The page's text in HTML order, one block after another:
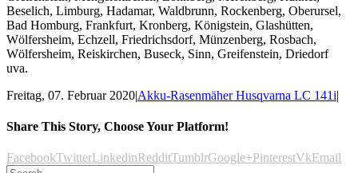
Beselich, Limburg, Hadamar, Waldbrunn, Rockenberg, Oberursel,
Bad Homburg, Frankfurt, Kronberg, Königstein, Glashütten,
Wölfersheim, Echzell, Friedrichsdorf, Münzenberg, Rosbach,
Wölfersheim, Reiskirchen, Buseck, Sinn, Greifenstein, Driedorf
uva.
Freitag, 07. Februar 2020|Akku-Rasenmäher Husqvarna LC 141i|
Share This Story, Choose Your Platform!
FacebookTwitterLinkedinRedditTumblrGoogle+PinterestVkEmail